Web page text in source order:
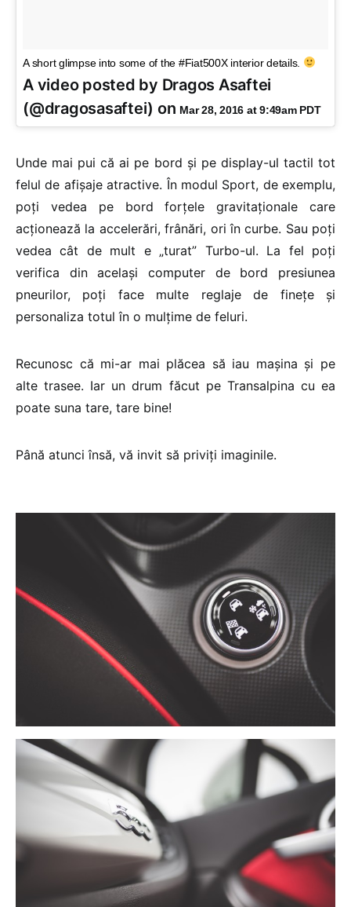
A short glimpse into some of the #Fiat500X interior details.
A video posted by Dragos Asaftei
(@dragosasaftei) on Mar 28, 2016 at 9:49am PDT
Unde mai pui că ai pe bord și pe display-ul tactil tot
felul de afișaje atractive. În modul Sport, de exemplu,
poți vedea pe bord forțele gravitaționale care
acționează la accelerări, frânări, ori în curbe. Sau poți
vedea cât de mult e „turat” Turbo-ul. La fel poți
verifica din același computer de bord presiunea
pneurilor, poți face multe reglaje de finețe și
personaliza totul în o mulțime de feluri.
Recunosc că mi-ar mai plăcea să iau mașina și pe
alte trasee. Iar un drum făcut pe Transalpina cu ea
poate suna tare, tare bine!
Până atunci însă, vă invit să priviți imaginile.